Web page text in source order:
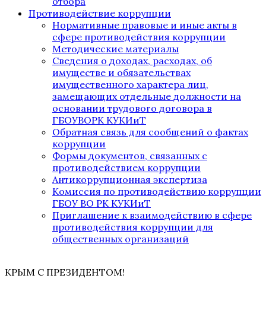
Противодействие коррупции
Нормативные правовые и иные акты в
сфере противодействия коррупции
Методические материалы
Сведения о доходах, расходах, об
имуществе и обязательствах
имущественного характера лиц,
замещающих отдельные должности на
основании трудового договора в
ГБОУВОРК КУКИиТ
Обратная связь для сообщений о фактах
коррупции
Формы документов, связанных с
противодействием коррупции
Антикоррупционная экспертиза
Комиссия по противодействию коррупции
ГБОУ ВО РК КУКИиТ
Приглашение к взаимодействию в сфере
противодействия коррупции для
общественных организаций
КРЫМ С ПРЕЗИДЕНТОМ!